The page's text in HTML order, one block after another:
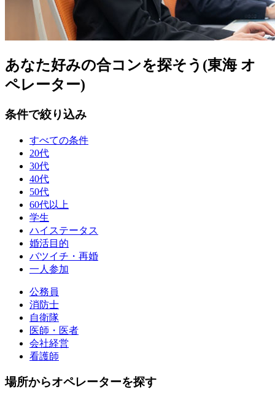
あなた好みの合コンを探そう(東海 オ
ペレーター)
条件で絞り込み
すべての条件
20代
30代
40代
50代
60代以上
学生
ハイステータス
婚活目的
バツイチ・再婚
一人参加
公務員
消防士
自衛隊
医師・医者
会社経営
看護師
場所からオペレーターを探す